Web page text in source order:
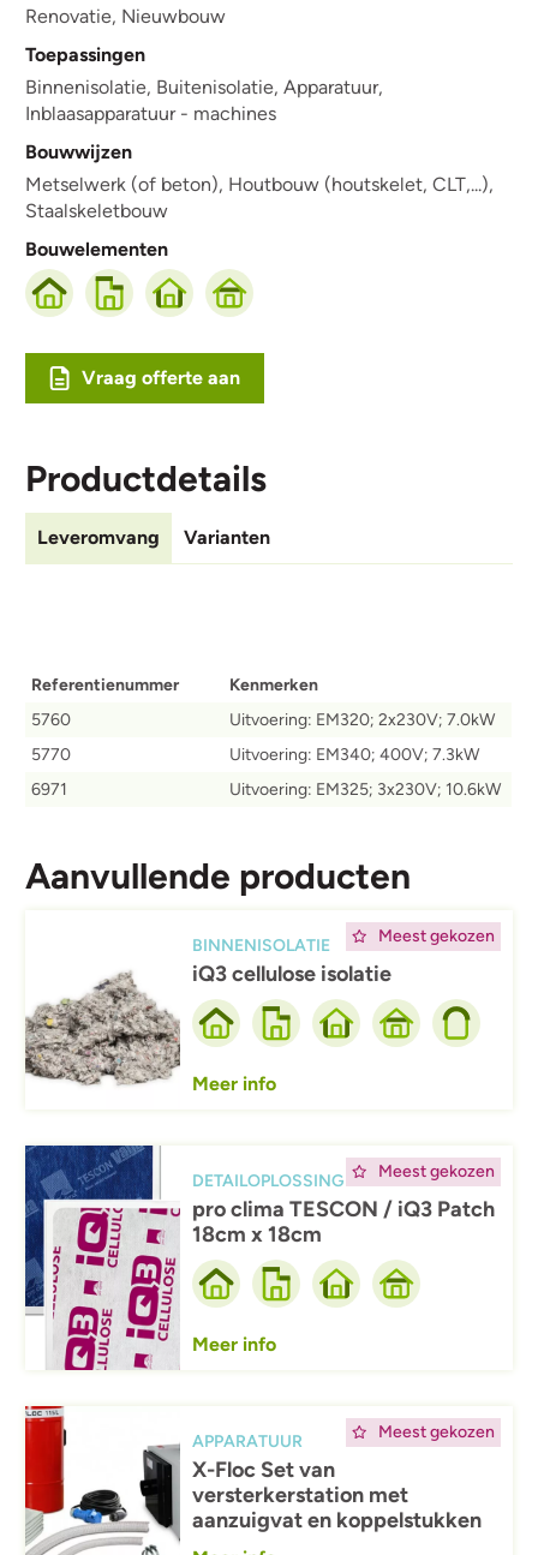
Renovatie, Nieuwbouw
Toepassingen
Binnenisolatie, Buitenisolatie, Apparatuur,
Inblaasapparatuur - machines
Bouwwijzen
Metselwerk (of beton), Houtbouw (houtskelet, CLT,...),
Staalskeletbouw
Bouwelementen
Vraag offerte aan
Productdetails
Leveromvang Varianten
Referentienummer
Kenmerken
5760
Uitvoering: EM320; 2x230V; 7.0kW
5770
Uitvoering: EM340; 400V; 7.3kW
6971
Uitvoering: EM325; 3x230V; 10.6kW
Aanvullende producten
Meest gekozen
BINNENISOLATIE
iQ3 cellulose isolatie
Meer info
Meest gekozen
Afbeelding
DETAILOPLOSSING
pro clima TESCON / iQ3 Patch
18cm x 18cm
Meer info
Meest gekozen
Afbeelding
APPARATUUR
X-Floc Set van
versterkerstation met
aanzuigvat en koppelstukken